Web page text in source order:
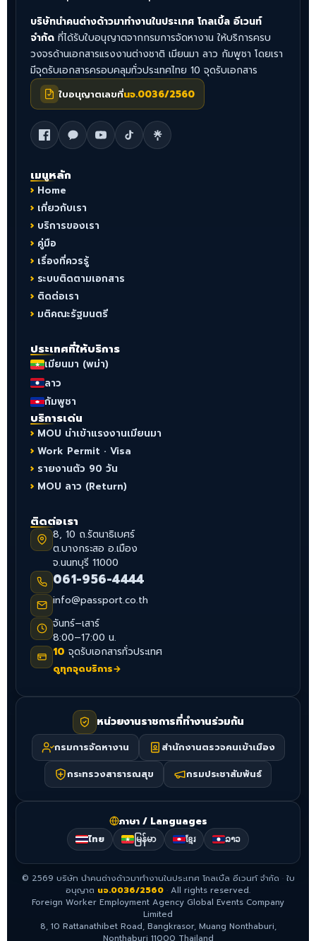
บริษัทนำคนต่างด้าวมาทำงานในประเทศ โกลเบิ้ล อีเวนท์
จำกัด ที่ได้รับใบอนุญาตจากกรมการจัดหางาน ให้บริการครบ
วงจรด้านเอกสารแรงงานต่างชาติ เมียนมา ลาว กัมพูชา โดยเรา
มีจุดรับเอกสารครอบคลุมทั่วประเทศไทย 10 จุดรับเอกสาร
ใบอนุญาตเลขที่นจ.0036/2560
เมนูหลัก
Home
เกี่ยวกับเรา
บริการของเรา
คู่มือ
เรื่องที่ควรรู้
ระบบติดตามเอกสาร
ติดต่อเรา
มติคณะรัฐมนตรี
ประเทศที่ให้บริการ
เมียนมา (พม่า)
ลาว
กัมพูชา
บริการเด่น
MOU นำเข้าแรงงานเมียนมา
Work Permit · Visa
รายงานตัว 90 วัน
MOU ลาว (Return)
ติดต่อเรา
8, 10 ถ.รัตนาธิเบศร์
ต.บางกระสอ อ.เมือง
จ.นนทบุรี 11000
061-956-4444
info@passport.co.th
จันทร์–เสาร์
8:00–17:00 น.
10 จุดรับเอกสารทั่วประเทศ
ดูทุกจุดบริการ→
หน่วยงานราชการที่ทำงานร่วมกัน
กรมการจัดหางาน
สำนักงานตรวจคนเข้าเมือง
กระทรวงสาธารณสุข
กรมประชาสัมพันธ์
ภาษา / Languages
ไทย မြန်မာ ខ្មែរ ລາວ
© 2569 บริษัท นำคนต่างด้าวมาทำงานในประเทศ โกลเบิ้ล อีเวนท์ จำกัด ·ใบ
อนุญาต นจ.0036/2560 · All rights reserved.
Foreign Worker Employment Agency Global Events Company
Limited
8, 10 Rattanathibet Road, Bangkrasor, Muang Nonthaburi,
Nonthaburi 11000 Thailand